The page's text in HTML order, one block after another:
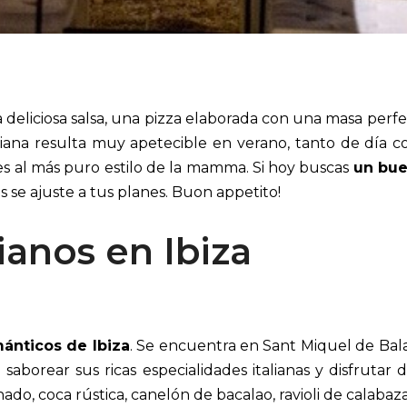
salsa, una pizza elaborada con una masa
resulta muy apetecible en verano, tanto de día
más puro estilo de la mamma. Si hoy buscas un
se ajuste a tus planes. Buon appetito!
en Ibiza
de Ibiza. Se encuentra en Sant Miquel de
sus ricas especialidades italianas y
coca rústica, canelón de bacalao, ravioli de